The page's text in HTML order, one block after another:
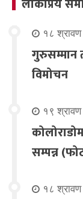
१८
गुरुसम्मान
विमोचन
१९
सम्पन्न
१८